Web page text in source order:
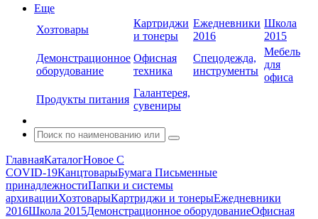
Еще
Хозтовары
Картриджи
и тонеры
Ежедневники
2016
Школа
2015
Демонстрационное
оборудование
Офисная
техника
Спецодежда,
инструменты
Мебель
для
офиса
Продукты питания
Галантерея,
сувениры
ГлавнаяКаталогНовое С
COVID-19КанцтоварыБумага Письменные
принадлежностиПапки и системы
архивацииХозтоварыКартриджи и тонерыЕжедневники
2016Школа 2015Демонстрационное оборудованиеОфисная